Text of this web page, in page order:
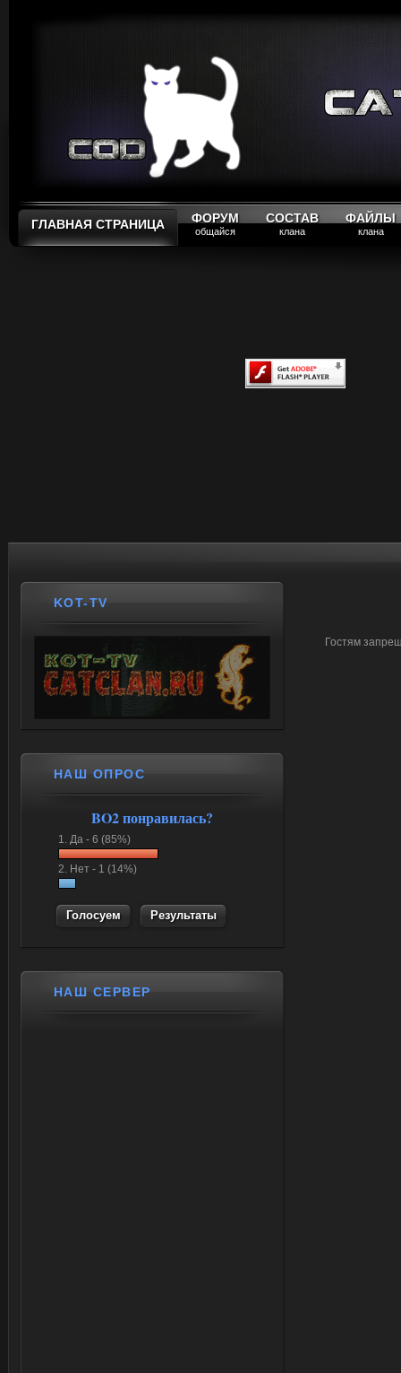
ГЛАВНАЯ СТРАНИЦА ФОРУМ
общайся
СОСТАВ
клана
ФАЙЛЫ
клана
Гостям
KOT-TV
НАШ ОПРОС
BO2 понравилась?
1. Да - 6 (85%)
2. Нет - 1 (14%)
Результаты
НАШ СЕРВЕР